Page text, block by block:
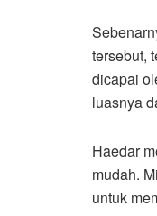
tersebut,
dicapai
luasnya
Haedar
mudah.
untuk